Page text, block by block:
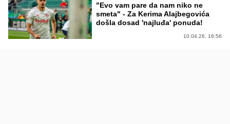
"Evo vam pare da nam niko ne
smeta" - Za Kerima Alajbegovića
došla dosad 'najluđa' ponuda!
10.04.26. 16:56